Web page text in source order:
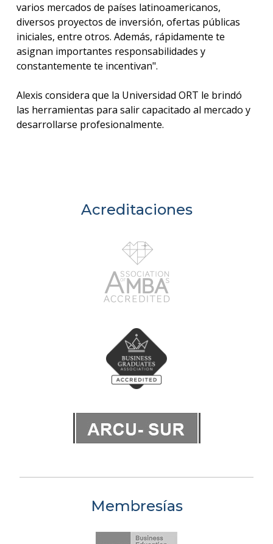
varios mercados de países latinoamericanos,
diversos proyectos de inversión, ofertas públicas
iniciales, entre otros. Además, rápidamente te
asignan importantes responsabilidades y
constantemente te incentivan".
Alexis considera que la Universidad ORT le brindó
las herramientas para salir capacitado al mercado y
desarrollarse profesionalmente.
Acreditaciones
Membresías